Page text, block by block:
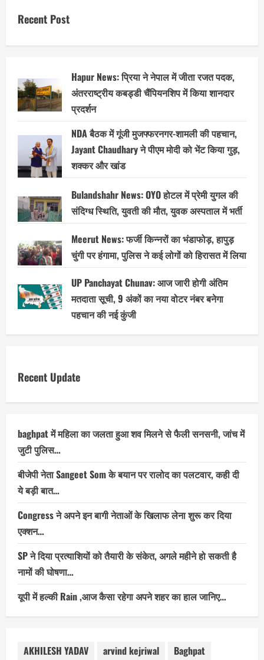
दुनिया
का
मौका;
Recent Post
Hapur News: प्रिया ने नेपाल में जीता रजत पदक,
अंतरराष्ट्रीय कबड्डी चैंपियनशिप में किया शानदार
प्रदर्शन
NDA बैठक में गूंजी मुजफ्फरनगर-शामली की पहचान,
Jayant Chaudhary ने पीएम मोदी को भेंट किया गुड़,
शक्कर और खांड
Bulandshahr News: OYO होटल में प्रेमी युगल की
संदिग्ध स्थिति, युवती की मौत, युवक अस्पताल में भर्ती
Meerut News: फर्जी किन्नरों का भंडाफोड़, हापुड़
चुंगी पर हंगामा, पुलिस ने कई लोगों को हिरासत में लिया
UP Panchayat Chunav: आज जारी होगी अंतिम
मतदाता सूची, 9 अंकों का नया वोटर नंबर बनेगा
पहचान की नई कुंजी
Recent Update
baghpat में महिला का जलता हुआ शव मिलने से फैली सनसनी, जांच में
जुटी पुलिस…
बीजेपी नेता Sangeet Som के बयान पर रालोद का पलटवार, कही दी
ये बड़ी बात…
Congress ने अपने इन बागी नेताओं के खिलाफ लेना शुरू कर दिया
एक्शन…
SP ने दिया प्रत्याशियों को तैयारी के संकेत, अगले महीने हो सकती है
नामों की घोषणा…
यूपी में हल्की Rain ,आज कैसा रहेगा अपने शहर का हाल जानिए…
AKHILESH YADAV arvind kejriwal Baghpat